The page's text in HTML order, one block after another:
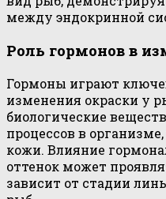
между эндокринной
Роль гормонов в
Гормоны играют
изменения окраски у
биологические
процессов в
кожи. Влияние
оттенок может
зависит от стадии